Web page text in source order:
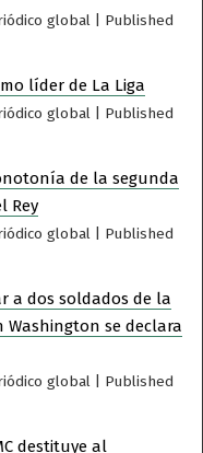
global
Published
líder de La Liga
global
Published
de la segunda
Rey
global
Published
a dos soldados de la
Washington se declara
global
Published
destituye al